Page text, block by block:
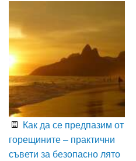
Как да се предпазим от
горещините – практични
съвети за безопасно лято